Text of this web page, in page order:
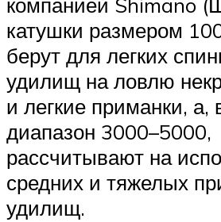
компанией Shimano
катушки размером
берут для легких
удилищ на ловлю
и легкие приманки, а,
диапазон 3000–5000,
рассчитывают на
средних и тяжелых
удилищ.